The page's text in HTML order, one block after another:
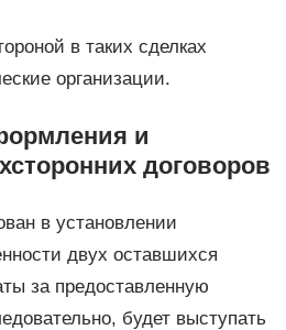
в таких сделках
организации.
и
договоров
в установлении
двух оставшихся
за предоставленную
будет выступать